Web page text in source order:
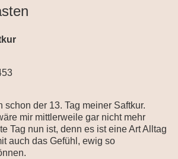
schon der 13. Tag meiner Saftkur.
mir mittlerweile gar nicht mehr
Tag nun ist, denn es ist eine Art Alltag
auch das Gefühl, ewig so